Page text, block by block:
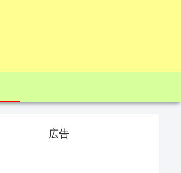
広告